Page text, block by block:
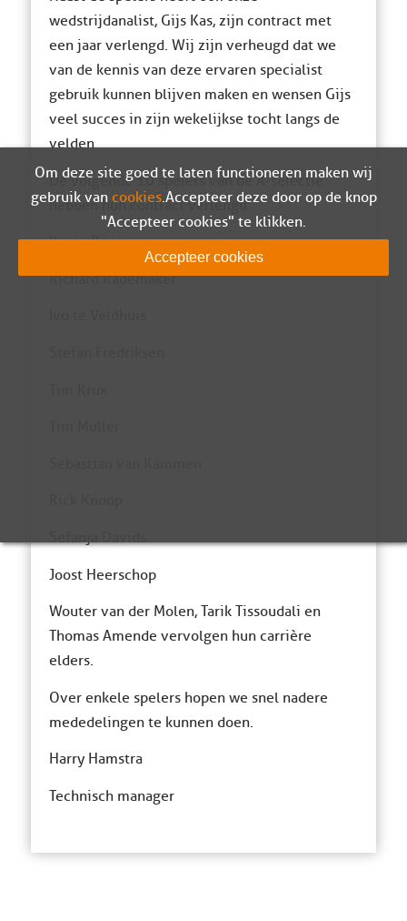
wedstrijdanalist, Gijs Kas, zijn contract met
een jaar verlengd. Wij zijn verheugd dat we
van de kennis van deze ervaren specialist
gebruik kunnen blijven maken en wensen Gijs
veel succes in zijn wekelijkse tocht langs de
velden.
De volgende 10 spelers van de A-selectie
hebben hun contract verlengd:
Kevin Rijvis
Richard Rademaker
Joost Heerschop
Wouter van der Molen, Tarik Tissoudali en
Thomas Amende vervolgen hun carrière
elders.
Over enkele spelers hopen we snel nadere
mededelingen te kunnen doen.
Harry Hamstra
Technisch manager
Om deze site goed te laten functioneren maken wij
gebruik van cookies. Accepteer deze door op de knop
"Accepteer cookies" te klikken.
Accepteer cookies